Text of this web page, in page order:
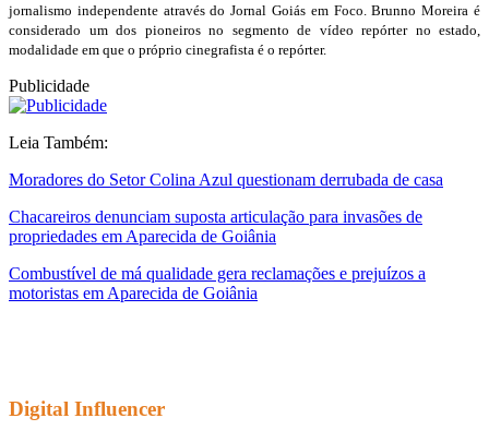
jornalismo independente através do Jornal Goiás em Foco. Brunno Moreira é
considerado um dos pioneiros no segmento de vídeo repórter no estado,
modalidade em que o próprio cinegrafista é o repórter.
Publicidade
Leia Também:
Moradores do Setor Colina Azul questionam derrubada de casa
Chacareiros denunciam suposta articulação para invasões de
propriedades em Aparecida de Goiânia
Combustível de má qualidade gera reclamações e prejuízos a
motoristas em Aparecida de Goiânia
Digital Influencer